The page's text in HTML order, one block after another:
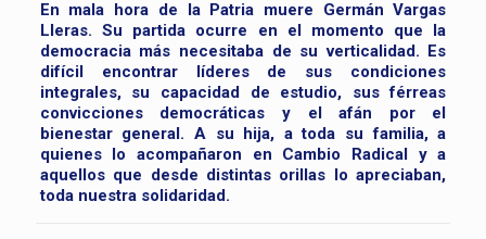
En mala hora de la Patria muere Germán Vargas
Lleras. Su partida ocurre en el momento que la
democracia más necesitaba de su verticalidad. Es
difícil encontrar líderes de sus condiciones
integrales, su capacidad de estudio, sus férreas
convicciones democráticas y el afán por el
bienestar general. A su hija, a toda su familia, a
quienes lo acompañaron en Cambio Radical y a
aquellos que desde distintas orillas lo apreciaban,
toda nuestra solidaridad.